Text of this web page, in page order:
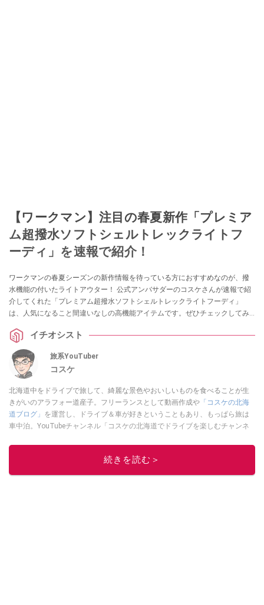
【ワークマン】注目の春夏新作「プレミア
ム超撥水ソフトシェルトレックライトフ
ーディ」を速報で紹介！
ワークマンの春夏シーズンの新作情報を待っている方におすすめなのが、撥
水機能の付いたライトアウター！ 公式アンバサダーのコスケさんが速報で紹
介してくれた「プレミアム超撥水ソフトシェルトレックライトフーディ」
は、人気になること間違いなしの高機能アイテムです。ぜひチェックしてみ
イチオシスト
旅系YouTuber
コスケ
北海道中をドライブで旅して、綺麗な景色やおいしいものを食べることが生
きがいのアラフォー道産子。フリーランスとして動画作成や 「コスケの北海
道ブログ」 を運営し、ドライブ＆車が好きということもあり、もっぱら旅は
車中泊。YouTubeチャンネル「コスケの北海道でドライブを楽しむチャンネ
も配信中。
続きを読む＞